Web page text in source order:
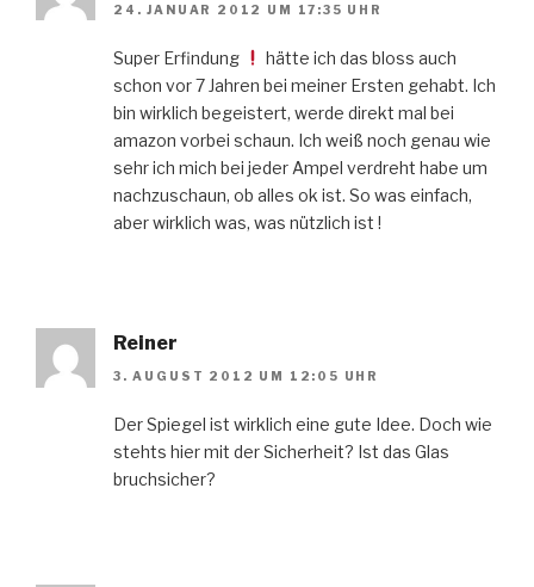
24. JANUAR 2012 UM 17:35 UHR
Super Erfindung
hätte ich das bloss auch
schon vor 7 Jahren bei meiner Ersten gehabt. Ich
bin wirklich begeistert, werde direkt mal bei
amazon vorbei schaun. Ich weiß noch genau wie
sehr ich mich bei jeder Ampel verdreht habe um
nachzuschaun, ob alles ok ist. So was einfach,
aber wirklich was, was nützlich ist !
Reiner
3. AUGUST 2012 UM 12:05 UHR
Der Spiegel ist wirklich eine gute Idee. Doch wie
stehts hier mit der Sicherheit? Ist das Glas
bruchsicher?